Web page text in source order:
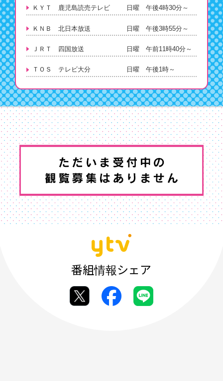
ＫＹＴ 鹿児島読売テレビ 日曜 午後4時30分～
ＫＮＢ 北日本放送 日曜 午後3時55分～
ＪＲＴ 四国放送 日曜 午前11時40分～
ＴＯＳ テレビ大分 日曜 午後1時～
番組情報シェア